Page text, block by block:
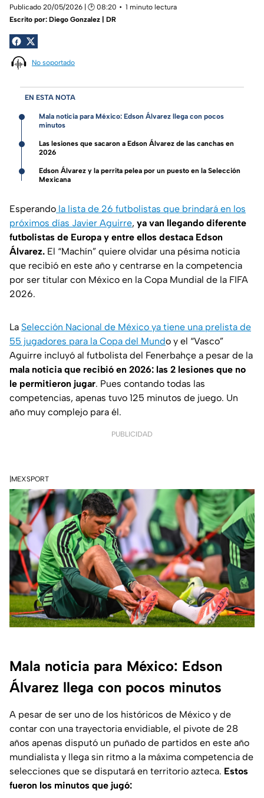
Publicado 20/05/2026 | 🕑 08:20
1 minuto lectura
Escrito por: Diego Gonzalez | DR
No soportado
EN ESTA NOTA
Mala noticia para México: Edson Álvarez llega con pocos
minutos
Las lesiones que sacaron a Edson Álvarez de las canchas en
2026
Edson Álvarez y la perrita pelea por un puesto en la Selección
Mexicana
Esperando la lista de 26 futbolistas que brindará en los
próximos días Javier Aguirre, ya van llegando diferente
futbolistas de Europa y entre ellos destaca Edson
Álvarez. El “Machín” quiere olvidar una pésima noticia
que recibió en este año y centrarse en la competencia
por ser titular con México en la Copa Mundial de la FIFA
2026.
La Selección Nacional de México ya tiene una prelista de
55 jugadores para la Copa del Mundo y el “Vasco”
Aguirre incluyó al futbolista del Fenerbahçe a pesar de la
mala noticia que recibió en 2026: las 2 lesiones que no
le permitieron jugar. Pues contando todas las
competencias, apenas tuvo 125 minutos de juego. Un
año muy complejo para él.
PUBLICIDAD
|MEXSPORT
Mala noticia para México: Edson
Álvarez llega con pocos minutos
A pesar de ser uno de los históricos de México y de
contar con una trayectoria envidiable, el pivote de 28
años apenas disputó un puñado de partidos en este año
mundialista y llega sin ritmo a la máxima competencia de
selecciones que se disputará en territorio azteca. Estos
fueron los minutos que jugó: